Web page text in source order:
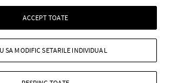
© 2026 Ringier Romania SRL
ACCEPT TOATE
SA MODIFIC SETARILE INDIVIDUAL